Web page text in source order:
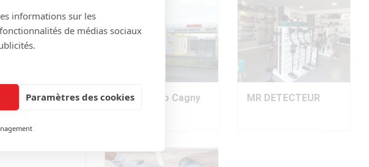
Corthe
Mouss'Auto Cagny MR DETECTEUR
informations sur les
de médias sociaux
Paramètres des cookies